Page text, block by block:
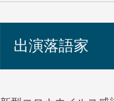
出演落語家